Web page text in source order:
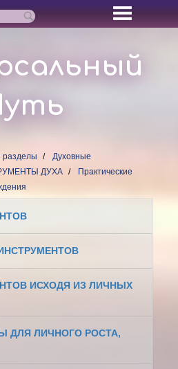
разделы
Духовные
ДУХА
Практические
ИСХОДЯ ИЗ ЛИЧНЫХ
ДЛЯ ЛИЧНОГО РОСТА,